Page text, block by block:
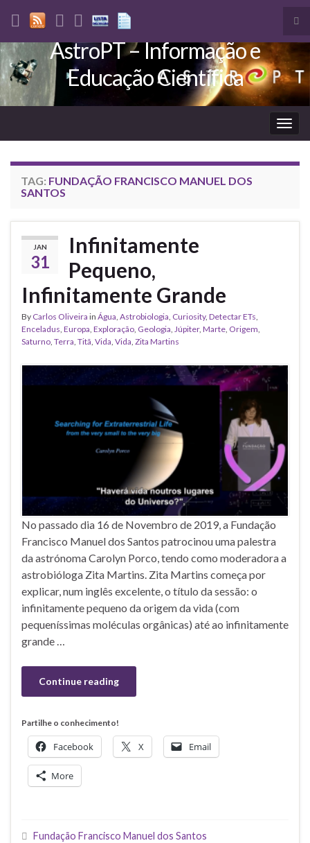
Search for:
AstroPT – Informação e
Educação Científica
TAG: FUNDAÇÃO FRANCISCO MANUEL DOS
SANTOS
JAN
31
Infinitamente
Pequeno,
Infinitamente Grande
By Carlos Oliveira in Água, Astrobiologia, Curiosity, Detectar ETs,
Enceladus, Europa, Exploração, Geologia, Júpiter, Marte, Origem,
Saturno, Terra, Titã, Vida, Vida, Zita Martins
No passado dia 16 de Novembro de 2019, a Fundação
Francisco Manuel dos Santos patrocinou uma palestra
da astrónoma Carolyn Porco, tendo como moderadora a
astrobióloga Zita Martins. Zita Martins começa por
explicar, num inglês excelente, o título da sessão: o
infinitamente pequeno da origem da vida (com
pequeníssimas moléculas orgânicas) até ao infinitamente
grande …
Continue reading
Partilhe o conhecimento!
Facebook X Email
More
Fundação Francisco Manuel dos Santos